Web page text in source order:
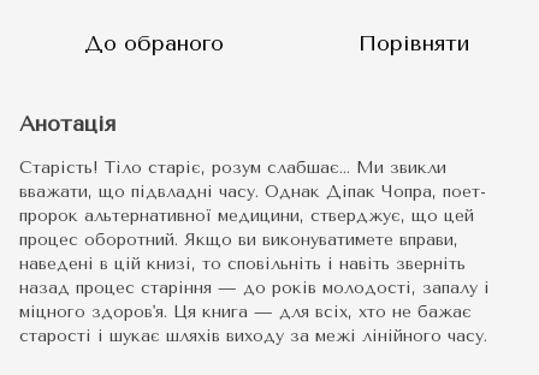
До обраного Порівняти
Анотація
Старість! Тіло старіє, розум слабшає… Ми звикли
вважати, що підвладні часу. Однак Діпак Чопра, поет-
пророк альтернативної медицини, стверджує, що цей
процес оборотний. Якщо ви виконуватимете вправи,
наведені в цій книзі, то сповільніть і навіть зверніть
назад процес старіння — до років молодості, запалу і
міцного здоров'я. Ця книга — для всіх, хто не бажає
старості і шукає шляхів виходу за межі лінійного часу.